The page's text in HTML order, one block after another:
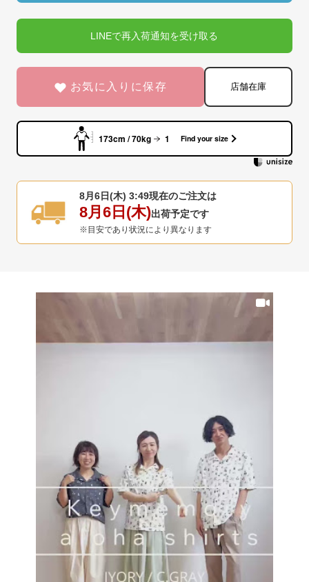
LINEで再入荷通知を受け取る
お気に入りに保存 店舗在庫
173cm / 70kg 1 Find your size
8月6日(木) 3:49現在のご注文は
8月6日(木)出荷予定です
※目安であり状況により異なります